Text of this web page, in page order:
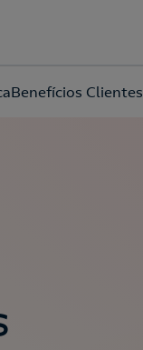
Benefícios Clientes